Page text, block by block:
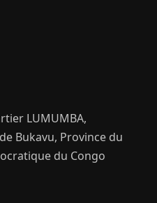
LUMUMBA,
Bukavu, Province du
du Congo